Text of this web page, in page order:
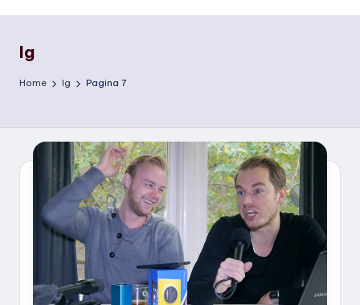
r
a
d
r
n
lg
Home lg Pagina 7